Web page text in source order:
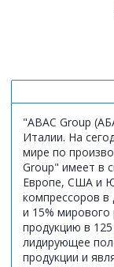
"ABAC Group
Италии. На
мире по
Group" имеет в
Европе, США и
компрессоров в
и 15%
продукцию в
лидирующее
продукции и